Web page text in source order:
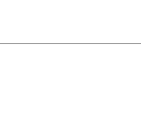
et 10 minutes de